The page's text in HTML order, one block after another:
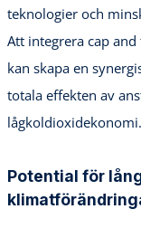
teknologier och
Att integrera cap
kan skapa en
totala effekten av
lågkoldioxidekonomi.
Potential för